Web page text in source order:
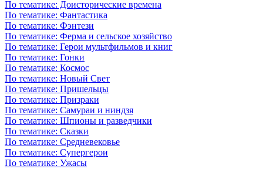
По тематике: Доисторические времена
По тематике: Фантастика
По тематике: Фэнтези
По тематике: Ферма и сельское хозяйство
По тематике: Герои мультфильмов и книг
По тематике: Гонки
По тематике: Космос
По тематике: Новый Свет
По тематике: Пришельцы
По тематике: Призраки
По тематике: Самураи и ниндзя
По тематике: Шпионы и разведчики
По тематике: Сказки
По тематике: Средневековье
По тематике: Супергерои
По тематике: Ужасы